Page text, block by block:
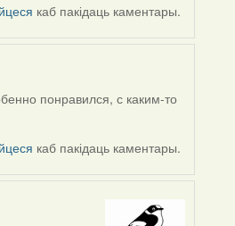
каб пакідаць каментары.
понравился, с каким-то
каб пакідаць каментары.